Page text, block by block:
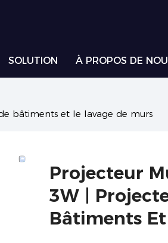
SOLUTION À PROPOS DE
bâtiments et le lavage de murs
Projecteur
3W |
Bâtiments Et